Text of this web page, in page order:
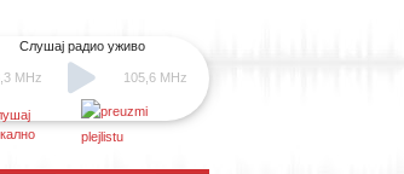
MHz
Слушај радио уживо
105,6 MHz